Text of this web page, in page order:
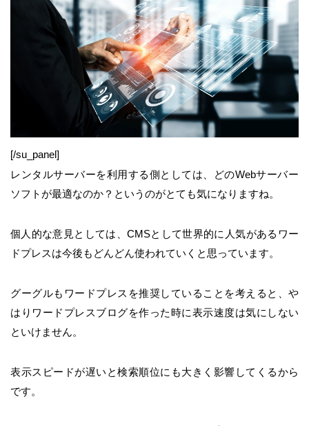
[/su_panel]
レンタルサーバーを利用する側としては、どのWebサーバー
ソフトが最適なのか？というのがとても気になりますね。
個人的な意見としては、CMSとして世界的に人気があるワー
ドプレスは今後もどんどん使われていくと思っています。
グーグルもワードプレスを推奨していることを考えると、や
はりワードプレスブログを作った時に表示速度は気にしない
といけません。
表示スピードが遅いと検索順位にも大きく影響してくるから
です。